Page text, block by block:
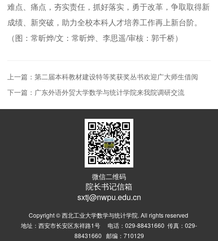
难点、痛点，夯实责任，抓好落实，勇于改革，争取取得新
成绩、新突破，助力全校本科人才培养工作再上新台阶。
（图：常昕烨/文：常昕烨、李思遥/审核：郭千桥）
上一篇：第二届本科教材建设特等奖获奖丛书欢迎广大师生借阅
下一篇：广东外语外贸大学数学与统计学院来我院调研交流
微信二维码
院长书记信箱
sxtj@nwpu.edu.cn
Copyright © 西北工业大学数学与统计学院. All rights reserved
地址：西安市长安区东祥路1号 电话：029-88431660 传真：029-
88431660 邮编：710129